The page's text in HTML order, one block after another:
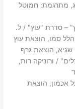
מתרגמת: חמוטל
– סדרת "עוץ" / ל.
הלל סמו, הוצאת עוץ
שגיא, הוצאת גרף
/ ורוניקה רות,
אכמון, הוצאת